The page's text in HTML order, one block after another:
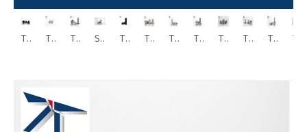
Tornillos de cabeza hueca hexagonal de cabeza ultrabaja CBSS CBSTS Tornillo de cabeza hueca hexagonal de perfil ultrabajo CBSTSR M2-M6 Tornillo de cabeza hueca Torx de perfil ultrabajo CBSTSE M2 M6 Sujeciones de tornillo de cabeza hexagonal de perfil extra bajo de acero inoxidable 304 RSCBT4 M8 Tornillos de cabeza hueca hexagonal Cabeza pequeña KBB KBBS SBB SBBSS Tapa de enchufe de vacío Tornillos ventilados tornillo hueco CBAS Tornillos de cabeza hueca de perfil bajo ventilados CBAST Tornillos de cabeza hueca de perfil extra bajo con ventilación CBASG Tornillos de fijación MCBAS ventilados Tornillos cautivos con cabeza de armadura de acero inoxidable con accionamiento Phillips GUTBJ Tornillos Cautivos Cabeza Plana Larga Moleteada Acero Inoxidable GUTBR